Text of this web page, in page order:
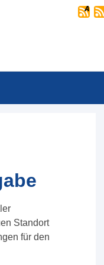
Standort
für den